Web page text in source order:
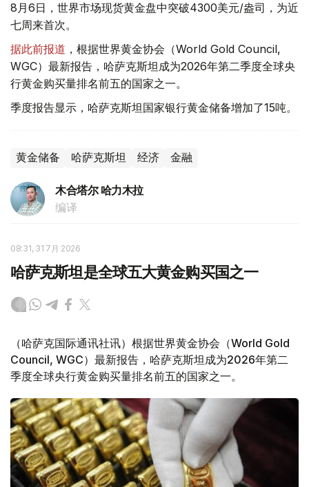
8月6日，世界市场现货黄金盘中突破4300美元/盎司，为近
七周来首次。
据此前报道 ，根据世界黄金协会（World Gold Council,
WGC）最新报告，哈萨克斯坦成为2026年第二季度全球央
行黄金购买量排名前五的国家之一。
季度报告显示，哈萨克斯坦国家银行黄金储备增加了15吨。
黄金储备 哈萨克斯坦 经济 金融
木合塔尔 哈力木拉
编译
08:31, 31 7月 2026
哈萨克斯坦是全球五大黄金购买国之一
（哈萨克国际通讯社讯）根据世界黄金协会（World Gold
Council, WGC）最新报告，哈萨克斯坦成为2026年第二
季度全球央行黄金购买量排名前五的国家之一。